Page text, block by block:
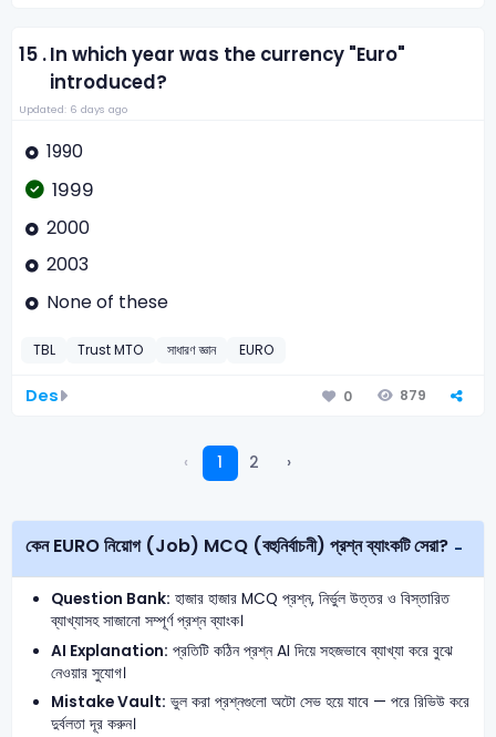
15 .In which year was the currency "Euro"
introduced?
Updated: 6 days ago
1990
1999
2000
2003
None of these
TBL Trust MTO সাধারণ জ্ঞান EURO
Des 0 879
‹ 1 2 ›
কেন EURO নিয়োগ (Job) MCQ (বহুনির্বাচনী) প্রশ্ন ব্যাংকটি সেরা?
Question Bank: হাজার হাজার MCQ প্রশ্ন, নির্ভুল উত্তর ও বিস্তারিত
ব্যাখ্যাসহ সাজানো সম্পূর্ণ প্রশ্ন ব্যাংক।
AI Explanation: প্রতিটি কঠিন প্রশ্ন AI দিয়ে সহজভাবে ব্যাখ্যা করে বুঝে
নেওয়ার সুযোগ।
Mistake Vault: ভুল করা প্রশ্নগুলো অটো সেভ হয়ে যাবে — পরে রিভিউ করে
দুর্বলতা দূর করুন।